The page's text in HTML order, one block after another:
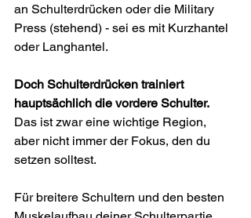
an Schulterdrücken oder die Military
Press (stehend) - sei es mit Kurzhantel
oder Langhantel.
Doch Schulterdrücken trainiert
hauptsächlich die vordere Schulter.
Das ist zwar eine wichtige Region,
aber nicht immer der Fokus, den du
setzen solltest.
Für breitere Schultern und den besten